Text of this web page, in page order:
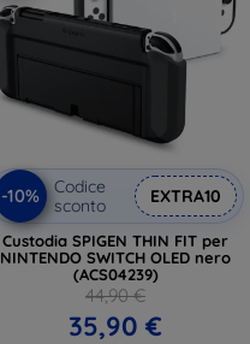
-10%
Codice
sconto
EXTRA10
Custodia SPIGEN THIN FIT per
NINTENDO SWITCH OLED nero
(ACS04239)
44,90 €
35,90 €